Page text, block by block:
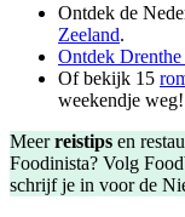
Ontdek de
Zeeland.
Ontdek
Of bekijk 15
weekendje weg!
Meerreistips en
Foodinista? Volg
schrijf je in voor de